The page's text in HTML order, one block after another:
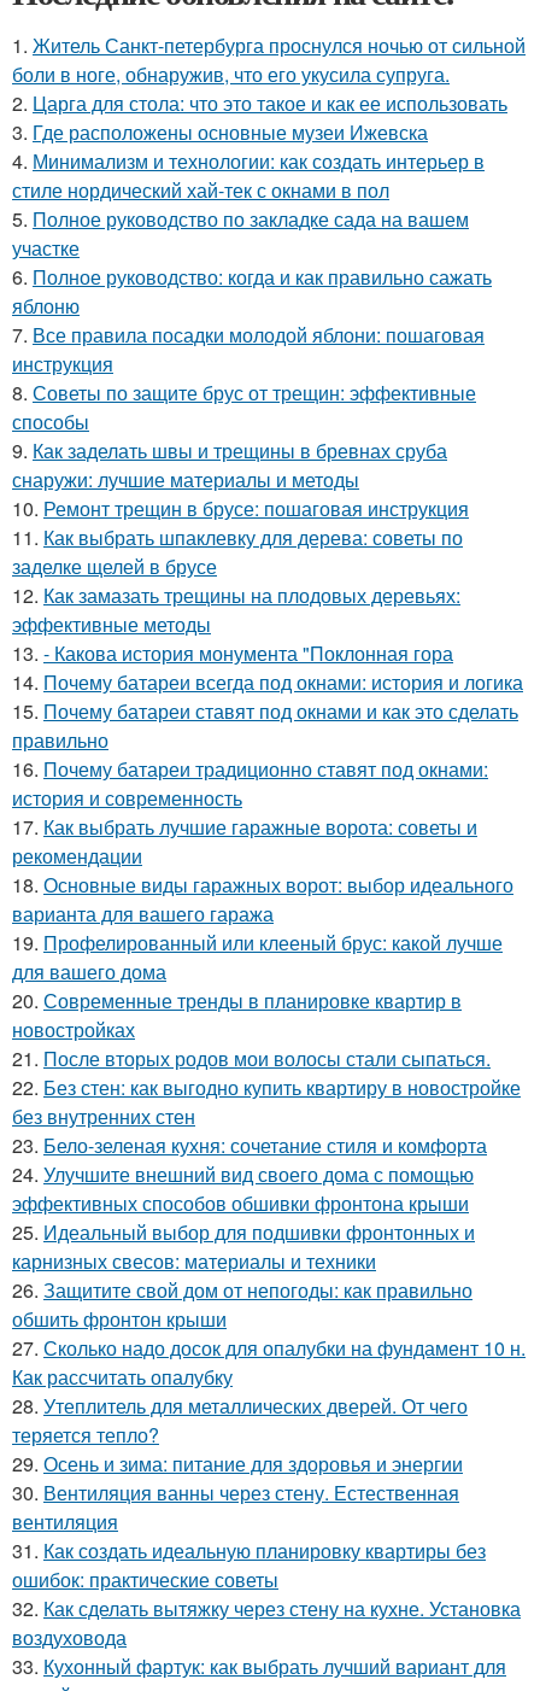
1. Житель Санкт-петербурга проснулся ночью от сильной
боли в ноге, обнаружив, что его укусила супруга.
2. Царга для стола: что это такое и как ее использовать
3. Где расположены основные музеи Ижевска
4. Минимализм и технологии: как создать интерьер в
стиле нордический хай-тек с окнами в пол
5. Полное руководство по закладке сада на вашем
участке
6. Полное руководство: когда и как правильно сажать
яблоню
7. Все правила посадки молодой яблони: пошаговая
инструкция
8. Советы по защите брус от трещин: эффективные
способы
9. Как заделать швы и трещины в бревнах сруба
снаружи: лучшие материалы и методы
10. Ремонт трещин в брусе: пошаговая инструкция
11. Как выбрать шпаклевку для дерева: советы по
заделке щелей в брусе
12. Как замазать трещины на плодовых деревьях:
эффективные методы
13. - Какова история монумента "Поклонная гора
14. Почему батареи всегда под окнами: история и логика
15. Почему батареи ставят под окнами и как это сделать
правильно
16. Почему батареи традиционно ставят под окнами:
история и современность
17. Как выбрать лучшие гаражные ворота: советы и
рекомендации
18. Основные виды гаражных ворот: выбор идеального
варианта для вашего гаража
19. Профелированный или клееный брус: какой лучше
для вашего дома
20. Современные тренды в планировке квартир в
новостройках
21. После вторых родов мои волосы стали сыпаться.
22. Без стен: как выгодно купить квартиру в новостройке
без внутренних стен
23. Бело-зеленая кухня: сочетание стиля и комфорта
24. Улучшите внешний вид своего дома с помощью
эффективных способов обшивки фронтона крыши
25. Идеальный выбор для подшивки фронтонных и
карнизных свесов: материалы и техники
26. Защитите свой дом от непогоды: как правильно
обшить фронтон крыши
27. Сколько надо досок для опалубки на фундамент 10 н.
Как рассчитать опалубку
28. Утеплитель для металлических дверей. От чего
теряется тепло?
29. Осень и зима: питание для здоровья и энергии
30. Вентиляция ванны через стену. Естественная
вентиляция
31. Как создать идеальную планировку квартиры без
ошибок: практические советы
32. Как сделать вытяжку через стену на кухне. Установка
воздуховода
33. Кухонный фартук: как выбрать лучший вариант для